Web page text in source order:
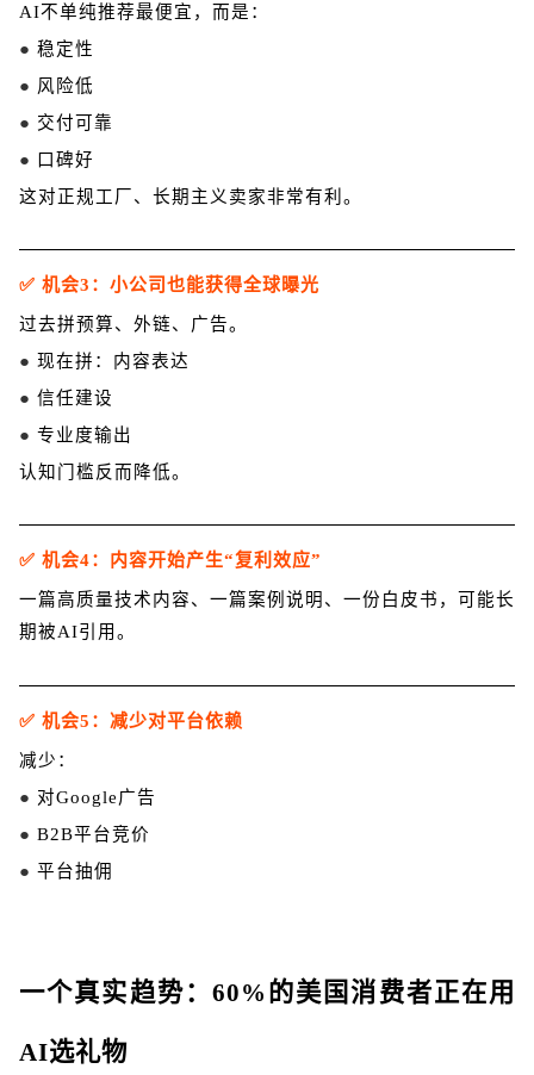
AI不单纯推荐最便宜，而是：
● 稳定性
● 风险低
● 交付可靠
●
口碑好
这对正规工厂、长期主义卖家非常有利。
✅ 机会3：小公司也能获得全球曝光
过去拼预算、外链、广告。
● 现在拼： 内容表达
● 信任建设
● 专业度输出
认知门槛反而降低。
✅ 机会4：内容开始产生“复利效应”
一篇高质量技术内容、一篇案例说明、一份白皮书，可能长
期被AI引用。
✅ 机会5：减少对平台依赖
减少：
● 对Google广告
● B2B平台竞价
● 平台抽佣
一个真实趋势：60%的美国消费者正在用
AI选礼物